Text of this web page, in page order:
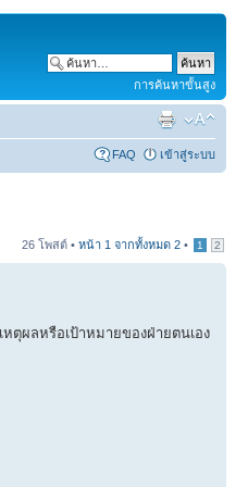
การค้นหาขั้นสูง
FAQ เข้าสู่ระบบ
26 โพสต์ • หน้า 1 จากทั้งหมด 2 • 1 2
ตุผลหรือเป้าหมายของฝ่ายตนเอง